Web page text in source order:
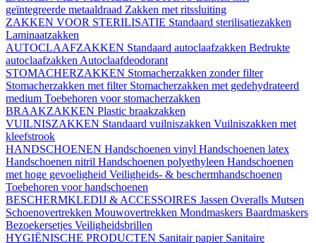
geïntegreerde metaaldraad Zakken met ritssluiting
ZAKKEN VOOR STERILISATIE Standaard sterilisatiezakken
Laminaatzakken
AUTOCLAAFZAKKEN Standaard autoclaafzakken Bedrukte
autoclaafzakken Autoclaafdeodorant
STOMACHERZAKKEN Stomacherzakken zonder filter
Stomacherzakken met filter Stomacherzakken met gedehydrateerd
medium Toebehoren voor stomacherzakken
BRAAKZAKKEN Plastic braakzakken
VUILNISZAKKEN Standaard vuilniszakken Vuilniszakken met
kleefstrook
HANDSCHOENEN Handschoenen vinyl Handschoenen latex
Handschoenen nitril Handschoenen polyethyleen Handschoenen
met hoge gevoeligheid Veiligheids- & beschermhandschoenen
Toebehoren voor handschoenen
BESCHERMKLEDIJ & ACCESSOIRES Jassen Overalls Mutsen
Schoenovertrekken Mouwovertrekken Mondmaskers Baardmaskers
Bezoekersetjes Veiligheidsbrillen
HYGIËNISCHE PRODUCTEN Sanitair papier Sanitaire